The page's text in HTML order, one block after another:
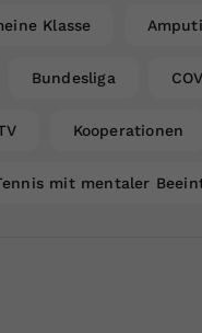
Klasse
Bundesliga
Kooperationen
mit mentaler